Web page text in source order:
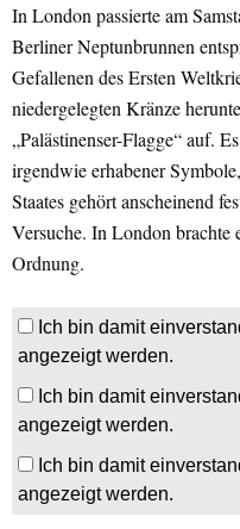
In London passierte am
Berliner Neptunbrunnen
Gefallenen des Ersten
niedergelegten Kränze
„Palästinenser-Flagge“ auf.
irgendwie erhabener
Staates gehört anscheinend
Versuche. In London brachte
Ordnung.
Ich bin damit
angezeigt werden.
Ich bin damit
angezeigt werden.
Ich bin damit
angezeigt werden.